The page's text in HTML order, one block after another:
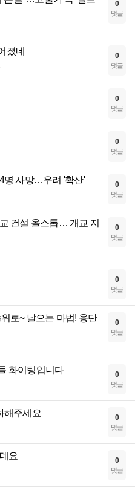
0
댓글
졌네 0
댓글
0
댓글
0
댓글
명 사망…우려 '확산' 0
댓글
건설 올스톱… 개교 지
0
댓글
0
댓글
로~ 날으는 마법! 융단
0
댓글
화이팅입니다 0
댓글
해주세요 0
댓글
요 0
댓글